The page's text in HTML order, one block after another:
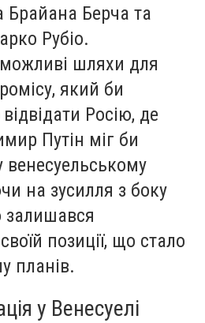
Берча та
Рубіо.
шляхи для
який би
Росію, де
Путін міг би
венесуельському
на зусилля з боку
залишався
позиції, що стало
планів.
у Венесуелі